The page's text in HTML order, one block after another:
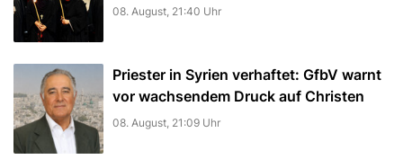
08. August, 21:40 Uhr
Priester in Syrien verhaftet: GfbV warnt
vor wachsendem Druck auf Christen
08. August, 21:09 Uhr